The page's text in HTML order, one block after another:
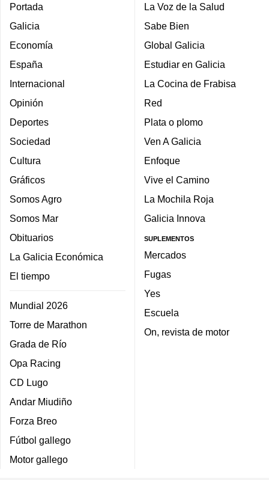
Portada
Galicia
Economía
España
Internacional
Opinión
Deportes
Sociedad
Cultura
Gráficos
Somos Agro
Somos Mar
Obituarios
La Galicia Económica
El tiempo
Mundial 2026
Torre de Marathon
Grada de Río
Opa Racing
CD Lugo
Andar Miudiño
Forza Breo
Fútbol gallego
Motor gallego
La Voz de la Salud
Sabe Bien
Global Galicia
Estudiar en Galicia
La Cocina de Frabisa
Red
Plata o plomo
Ven A Galicia
Enfoque
Vive el Camino
La Mochila Roja
Galicia Innova
SUPLEMENTOS
Mercados
Fugas
Yes
Escuela
On, revista de motor